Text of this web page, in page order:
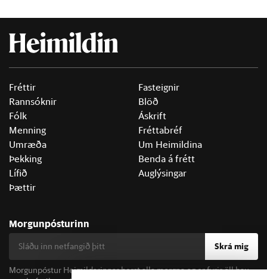
Fréttir
Rannsóknir
Fólk
Menning
Umræða
Þekking
Lífið
Þættir
Fasteignir
Blöð
Áskrift
Fréttabréf
Um Heimildina
Benda á frétt
Auglýsingar
Morgunpósturinn
Skrá mig
Morgunpóstur Heimildarinnar berst alla morgna og er fyrir öll þau